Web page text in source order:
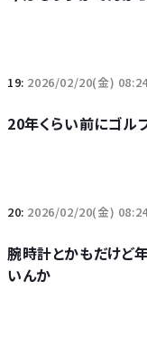
19: 2026/02/20(金)
20年くらい前にゴル
20: 2026/02/20(金)
腕時計とかもだけど
いんか